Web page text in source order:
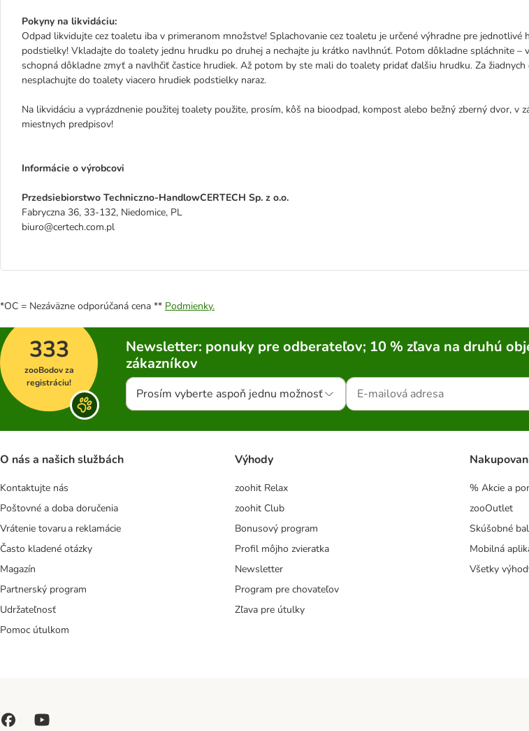
Pokyny na likvidáciu:
Odpad likvidujte cez toaletu iba v primeranom množstve! Splachovanie cez toaletu je určené výhradne pre jednotlivé
podstielky! Vkladajte do toalety jednu hrudku po druhej a nechajte ju krátko navlhnúť. Potom dôkladne spláchnite –
schopná dôkladne zmyť a navlhčiť častice hrudiek. Až potom by ste mali do toalety pridať ďalšiu hrudku. Za
nesplachujte do toalety viacero hrudiek podstielky naraz.
Na likvidáciu a vyprázdnenie použitej toalety použite, prosím, kôš na bioodpad, kompost alebo bežný zberný dvor, v
miestnych predpisov!
Informácie o výrobcovi
Przedsiebiorstwo Techniczno-HandlowCERTECH Sp. z o.o.
Fabryczna 36, 33-132, Niedomice, PL
biuro@certech.com.pl
*OC = Nezáväzne odporúčaná cena ** Podmienky.
333
zooBodov za
registráciu!
Newsletter: ponuky pre odberateľov; 10 % zľava na druhú
zákazníkov
Prosím vyberte aspoň jednu možnosť
O nás a našich službách
Kontaktujte nás
Poštovné a doba doručenia
Vrátenie tovaru a reklamácie
Často kladené otázky
Magazín
Partnerský program
Udržateľnosť
Pomoc útulkom
Výhody
zoohit Relax
zoohit Club
Bonusový program
Profil môjho zvieratka
Newsletter
Program pre chovateľov
Zľava pre útulky
% Akcie a
zooOutlet
Skúšobné
Mobilná
Všetky